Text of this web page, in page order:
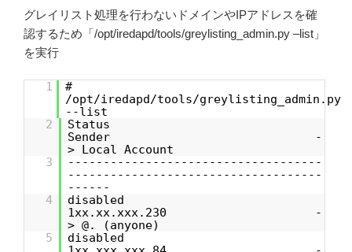
グレイリスト処理を行わないドメインやIPアドレスを確
認するため「/opt/iredapd/tools/greylisting_admin.py –list」
を実行
1
#
/opt/iredapd/tools/greylisting_admin.py
--list
2
Status
Sender -
> Local Account
3
------------------------------------
------------------------------------
------
4
disabled
1xx.xx.xxx.230 -
> @. (anyone)
5
disabled